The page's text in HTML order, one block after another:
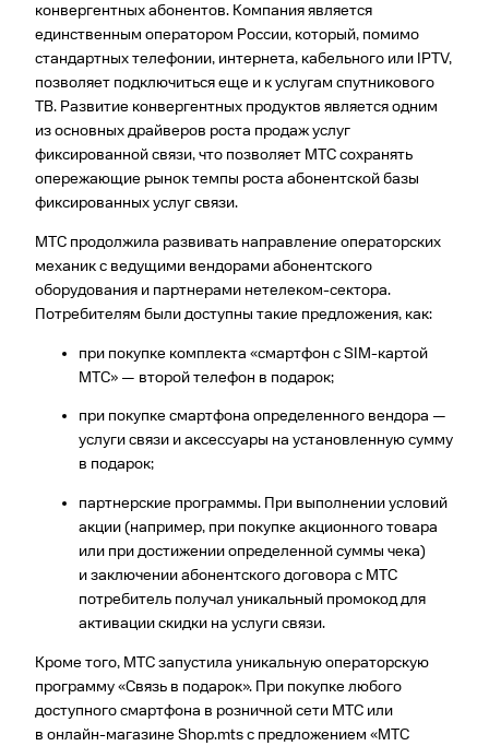
конвергентных абонентов. Компания является
единственным оператором России, который, помимо
стандартных телефонии, интернета, кабельного или IPTV,
позволяет подключиться еще и к услугам спутникового
ТВ. Развитие конвергентных продуктов является одним
из основных драйверов роста продаж услуг
фиксированной связи, что позволяет МТС сохранять
опережающие рынок темпы роста абонентской базы
фиксированных услуг связи.
МТС продолжила развивать направление операторских
механик с ведущими вендорами абонентского
оборудования и партнерами нетелеком-сектора.
Потребителям были доступны такие предложения, как:
при покупке комплекта «смартфон с SIM-картой
МТС» — второй телефон в подарок;
при покупке смартфона определенного вендора —
услуги связи и аксессуары на установленную сумму
в подарок;
партнерские программы. При выполнении условий
акции (например, при покупке акционного товара
или при достижении определенной суммы чека)
и заключении абонентского договора с МТС
потребитель получал уникальный промокод для
активации скидки на услуги связи.
Кроме того, МТС запустила уникальную операторскую
программу «Связь в подарок». При покупке любого
доступного смартфона в розничной сети МТС или
в онлайн-магазине Shop.mts с предложением «МТС